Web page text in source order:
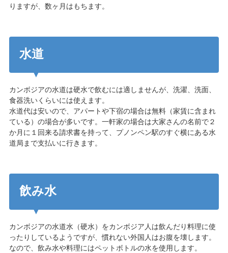
りますが、数ヶ月はもちます。
水道
カンボジアの水道は硬水で飲むには適しませんが、洗濯、洗面、
食器洗いくらいには使えます。
水道代は安いので、アパートや下宿の場合は無料（家賃に含まれ
ている）の場合が多いです。一軒家の場合は大家さんの名前で２
か月に１回来る請求書を持って、プノンペン駅のすぐ横にある水
道局まで支払いに行きます。
飲み水
カンボジアの水道水（硬水）をカンボジア人は飲んだり料理に使
ったりしているようですが、慣れない外国人はお腹を壊します。
なので、飲み水や料理にはペットボトルの水を使用します。